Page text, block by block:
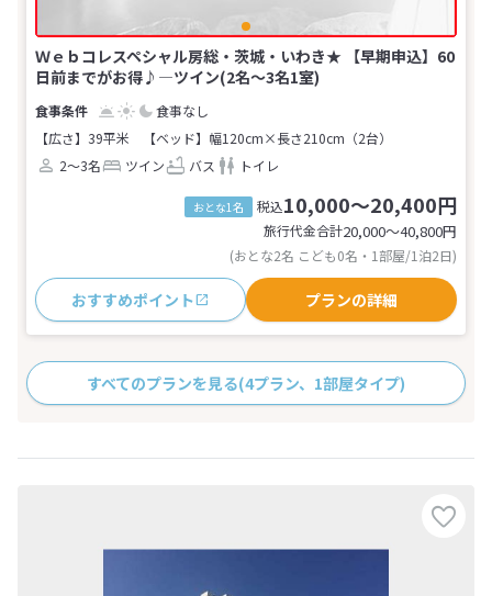
Ｗｅｂコレスペシャル房総・茨城・いわき★ 【早期申込】60
日前までがお得♪―ツイン(2名～3名1室)
食事なし
【広さ】39平米
【ベッド】幅120cm×長さ210cm（2台）
2～3名
ツイン バス トイレ
おとな1名 税込10,000～20,400円
旅行代金合計20,000〜40,800円
(おとな2名 こども0名・1部屋/1泊2日)
おすすめポイント プランの詳細
すべてのプランを見る(4プラン、1部屋タイプ)